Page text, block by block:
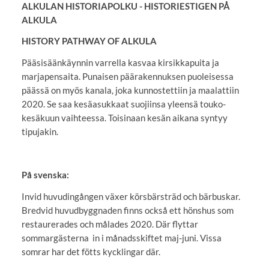
ALKULAN HISTORIAPOLKU - HISTORIESTIGEN PÅ
ALKULA
HISTORY PATHWAY OF ALKULA
Pääsisäänkäynnin varrella kasvaa kirsikkapuita ja
marjapensaita. Punaisen päärakennuksen puoleisessa
päässä on myös kanala, joka kunnostettiin ja maalattiin
2020. Se saa kesäasukkaat suojiinsa yleensä touko-
kesäkuun vaihteessa. Toisinaan kesän aikana syntyy
tipujakin.
På svenska:
Invid huvudingången växer körsbärsträd och bärbuskar.
Bredvid huvudbyggnaden finns också ett hönshus som
restaurerades och målades 2020. Där flyttar
sommargästerna in i månadsskiftet maj-juni. Vissa
somrar har det fötts kycklingar där.